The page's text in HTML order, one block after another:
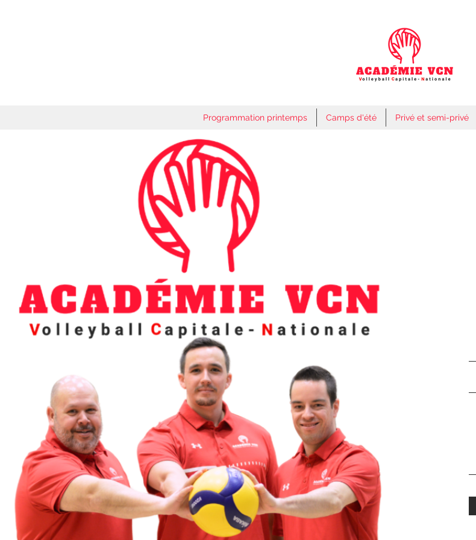
Programmation printemps Camps d'été Privé et semi-privé